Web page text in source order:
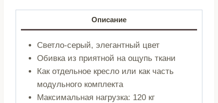
cm
746871
Описание
Светло-серый, элегантный цвет
Обивка из приятной на ощупь ткани
Как отдельное кресло или как часть
модульного комплекта
Максимальная нагрузка: 120 кг